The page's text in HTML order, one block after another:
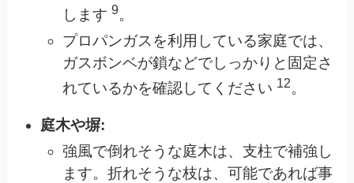
します 9。
プロパンガスを利用している家庭では、
ガスボンベが鎖などでしっかりと固定さ
れているかを確認してください 12。
庭木や塀:
強風で倒れそうな庭木は、支柱で補強し
ます。折れそうな枝は、可能であれば事